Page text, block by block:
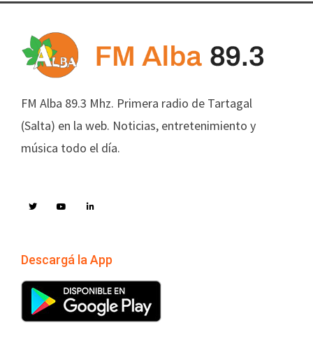
FM Alba 89.3 Mhz. Primera radio de Tartagal
(Salta) en la web. Noticias, entretenimiento y
música todo el día.
Descargá la App